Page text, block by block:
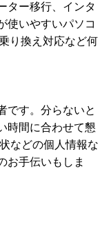
ター移行、インタ
使いやすいパソコ
り換え対応など何
です。分らないと
時間に合わせて懇
などの個人情報な
お手伝いもしま